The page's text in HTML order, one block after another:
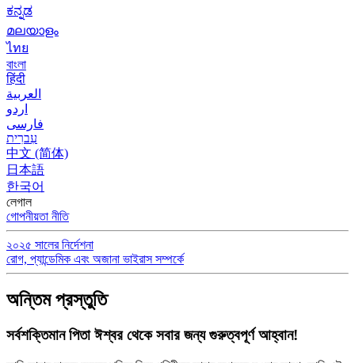
ಕನ್ನಡ
മലയാളം
ไทย
বাংলা
हिंदी
العربية
اردو
فارسی
עִברִית
中文 (简体)
日本語
한국어
লেগাল
গোপনীয়তা নীতি
২০২৫ সালের নির্দেশনা
রোগ, প্যান্ডেমিক এবং অজানা ভাইরাস সম্পর্কে
অন্তিম প্রস্তুতি
সর্বশক্তিমান পিতা ঈশ্বর থেকে সবার জন্য গুরুত্বপূর্ণ আহ্বান!